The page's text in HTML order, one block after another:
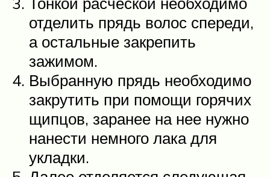
отделить прядь волос спереди,
а остальные закрепить
зажимом.
Выбранную прядь необходимо
закрутить при помощи горячих
щипцов, заранее на нее нужно
нанести немного лака для
укладки.